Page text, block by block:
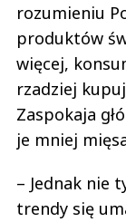
rozumieniu
produktów
więcej,
rzadziej
Zaspokaja
je mniej
– Jednak nie
trendy się